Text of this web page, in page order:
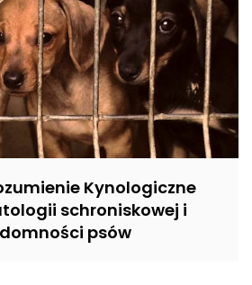
Kynologiczne
schroniskowej i
psów